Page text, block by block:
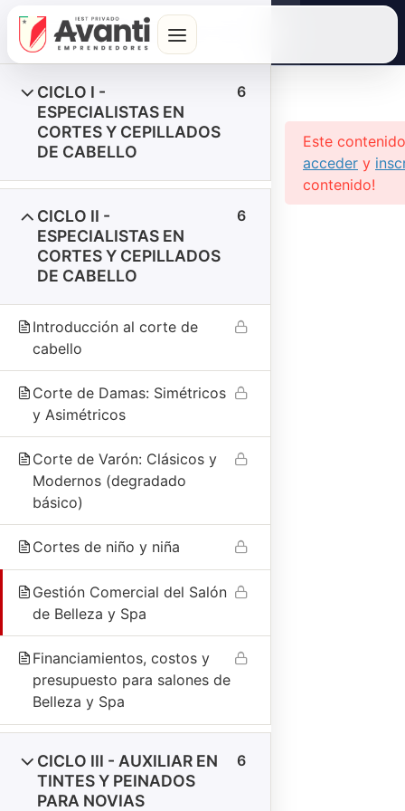
Inicio Cursos
CICLO I -
ESPECIALISTAS EN
CORTES Y CEPILLADOS
DE CABELLO
6
CICLO II -
ESPECIALISTAS EN
CORTES Y CEPILLADOS
DE CABELLO
6
Introducción al corte de
cabello
Corte de Damas: Simétricos
y Asimétricos
Corte de Varón: Clásicos y
Modernos (degradado
básico)
Cortes de niño y niña
Gestión Comercial del Salón
de Belleza y Spa
Financiamientos, costos y
presupuesto para salones de
Belleza y Spa
CICLO III - AUXILIAR EN
TINTES Y PEINADOS
PARA NOVIAS
6
Este
acceder y
contenido!
Formación con ética, calidad y
profesionalismo para un futuro de
excelencia.
EXPLORA
Carreras
VALIDA TU CERTIFICADO
CONTACTO DIRECTO
907 815 979
052 350 006
¿Tienes un reclamo o sugerencia?
Libro de Reclamaciones
También puedes escribirnos por WhatsApp para atención
inmediata.